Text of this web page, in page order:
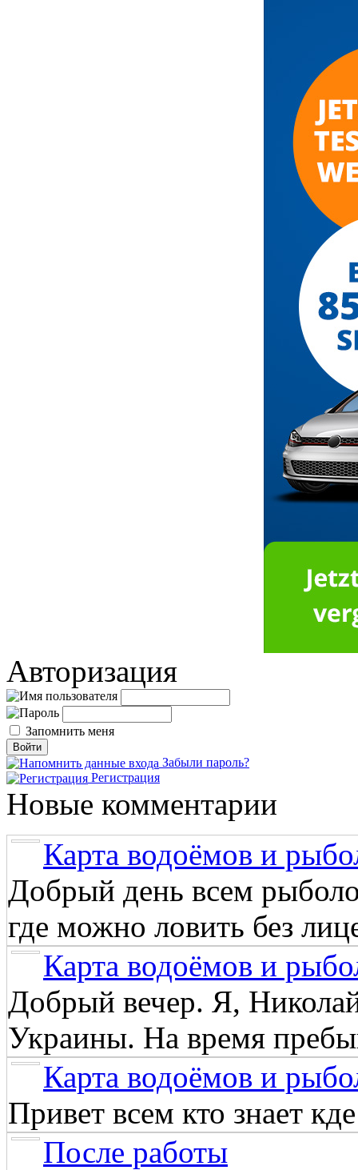
Авторизация
Запомнить меня
Забыли пароль?
Регистрация
Новые комментарии
Карта водоёмов и
Добрый день всем
где можно ловить без
Карта водоёмов и
Добрый вечер. Я,
Украины. На время
Карта водоёмов и
Привет всем кто знает
После работы